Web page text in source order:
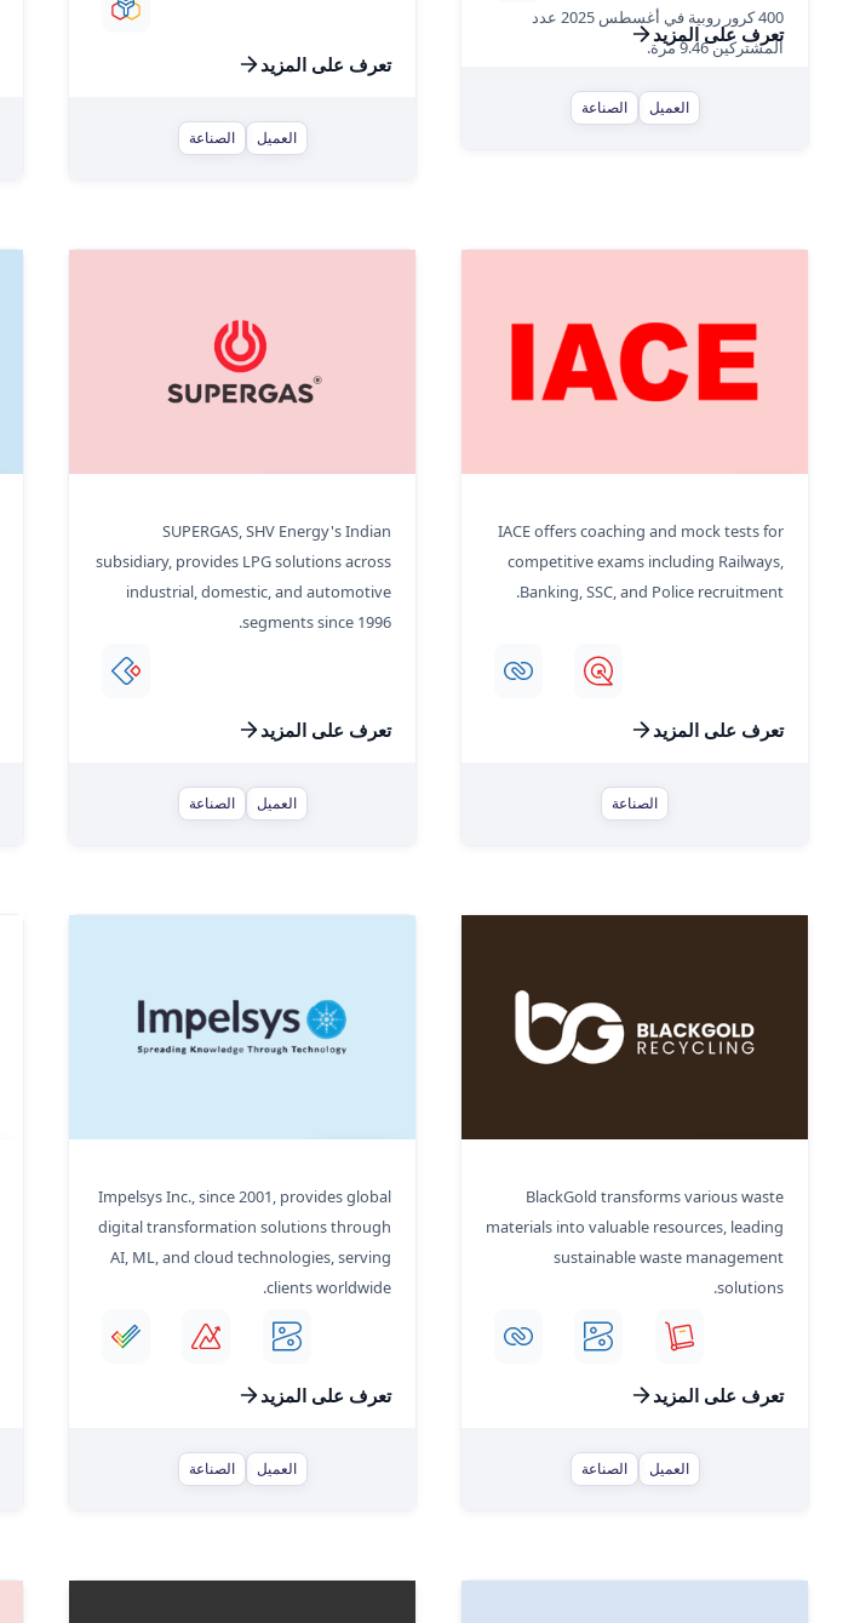
400 كرور روبية في أغسطس 2025 عدد
المشتركين 9.46 مرة.
تعرف على المزيد
العميل الصناعة
تعرف على المزيد
العميل الصناعة
IACE offers coaching and mock tests for
competitive exams including Railways,
Banking, SSC, and Police recruitment.
تعرف على المزيد
الصناعة
SUPERGAS, SHV Energy's Indian
subsidiary, provides LPG solutions across
industrial, domestic, and automotive
segments since 1996.
تعرف على المزيد
العميل الصناعة
BlackGold transforms various waste
materials into valuable resources, leading
sustainable waste management
solutions.
تعرف على المزيد
العميل الصناعة
Impelsys Inc., since 2001, provides global
digital transformation solutions through
AI, ML, and cloud technologies, serving
clients worldwide.
تعرف على المزيد
العميل الصناعة